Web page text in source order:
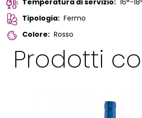
Temperatura di servizio: 16°-
Tipologia: Fermo
Colore: Rosso
Prodotti